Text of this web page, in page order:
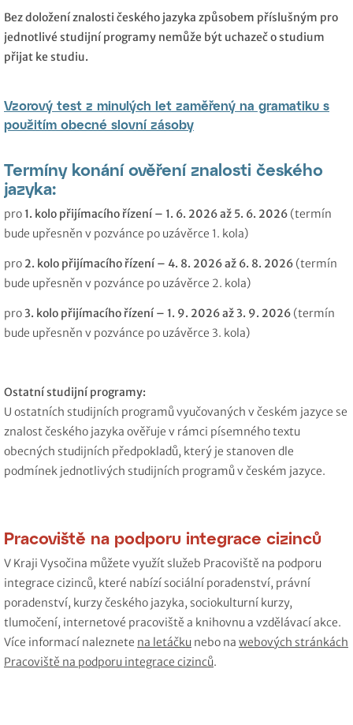
Bez doložení znalosti českého jazyka způsobem příslušným pro
jednotlivé studijní programy nemůže být uchazeč o studium
přijat ke studiu.
Vzorový test z minulých let zaměřený na gramatiku s
použitím obecné slovní zásoby
Termíny konání ověření znalosti českého
jazyka:
pro 1. kolo přijímacího řízení – 1. 6. 2026 až 5. 6. 2026 (termín
bude upřesněn v pozvánce po uzávěrce 1. kola)
pro 2. kolo přijímacího řízení – 4. 8. 2026až 6. 8. 2026 (termín
bude upřesněn v pozvánce po uzávěrce 2. kola)
pro 3. kolo přijímacího řízení – 1. 9. 2026 až 3. 9. 2026 (termín
bude upřesněn v pozvánce po uzávěrce 3. kola)
Ostatní studijní programy:
U ostatních studijních programů vyučovaných v českém jazyce se
znalost českého jazyka ověřuje v rámci písemného textu
obecných studijních předpokladů, který je stanoven dle
podmínek jednotlivých studijních programů v českém jazyce.
Pracoviště na podporu integrace cizinců
V Kraji Vysočina můžete využít služeb Pracoviště na podporu
integrace cizinců, které nabízí sociální poradenství, právní
poradenství, kurzy českého jazyka, sociokulturní kurzy,
tlumočení, internetové pracoviště a knihovnu a vzdělávací akce.
Více informací naleznete na letáčku nebo na webových stránkách
Pracoviště na podporu integrace cizinců.